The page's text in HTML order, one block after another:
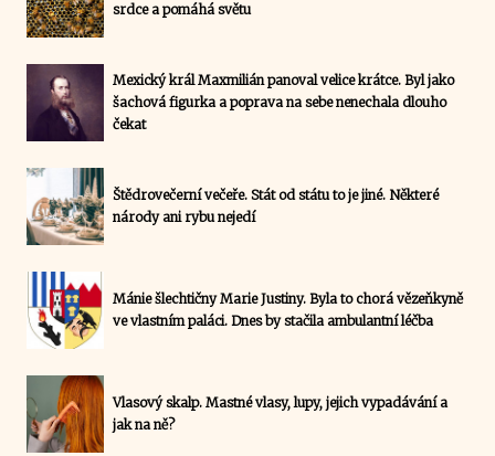
srdce a pomáhá světu
Mexický král Maxmilián panoval velice krátce. Byl jako
šachová figurka a poprava na sebe nenechala dlouho
čekat
Štědrovečerní večeře. Stát od státu to je jiné. Některé
národy ani rybu nejedí
Mánie šlechtičny Marie Justiny. Byla to chorá vězeňkyně
ve vlastním paláci. Dnes by stačila ambulantní léčba
Vlasový skalp. Mastné vlasy, lupy, jejich vypadávání a
jak na ně?